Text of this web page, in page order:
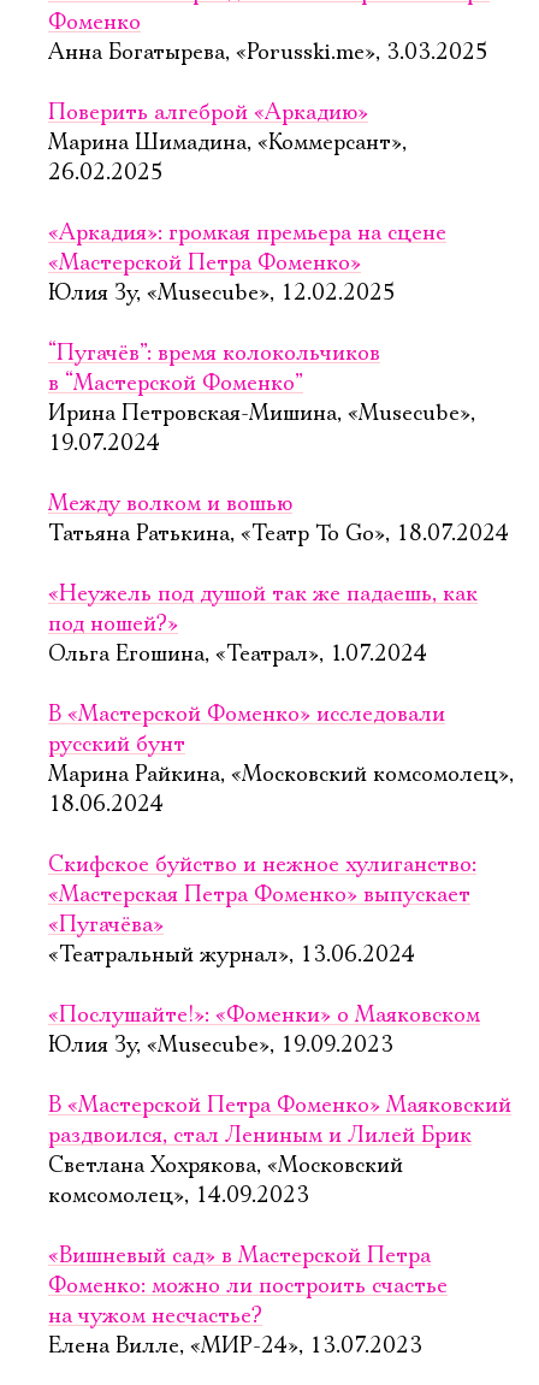
Фоменко
Анна Богатырева, «Porusski.me», 3.03.2025
Поверить алгеброй «Аркадию»
Марина Шимадина, «Коммерсант»,
26.02.2025
«Аркадия»: громкая премьера на сцене
«Мастерской Петра Фоменко»
Юлия Зу, «Musecube», 12.02.2025
“Пугачёв”: время колокольчиков
в “Мастерской Фоменко”
Ирина Петровская-Мишина, «Musecube»,
19.07.2024
Между волком и вошью
Татьяна Ратькина, «Театр To Go», 18.07.2024
«Неужель под душой так же падаешь, как
под ношей?»
Ольга Егошина, «Театрал», 1.07.2024
В «Мастерской Фоменко» исследовали
русский бунт
Марина Райкина, «Московский комсомолец»,
18.06.2024
Скифское буйство и нежное хулиганство:
«Мастерская Петра Фоменко» выпускает
«Пугачёва»
«Театральный журнал», 13.06.2024
«Послушайте!»: «Фоменки» о Маяковском
Юлия Зу, «Musecube», 19.09.2023
В «Мастерской Петра Фоменко» Маяковский
раздвоился, стал Лениным и Лилей Брик
Светлана Хохрякова, «Московский
комсомолец», 14.09.2023
«Вишневый сад» в Мастерской Петра
Фоменко: можно ли построить счастье
на чужом несчастье?
Елена Вилле, «МИР-24», 13.07.2023